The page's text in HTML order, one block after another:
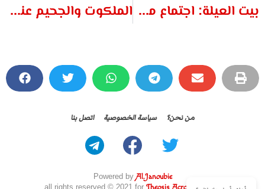
بيت العيلة: اجتماع مجلس الوكلاء الملكوت والجحيم عند آباء ما بعد خلقيدونية [١]
Powered byAl.Janoubie
all rights reserved © 2021 for
من نحن؟ سياسة الخصوصية اتصل بنا